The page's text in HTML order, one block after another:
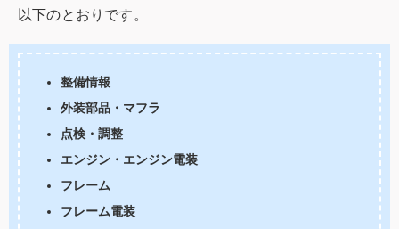
以下のとおりです。
整備情報
外装部品・マフラ
点検・調整
エンジン・エンジン電装
フレーム
フレーム電装